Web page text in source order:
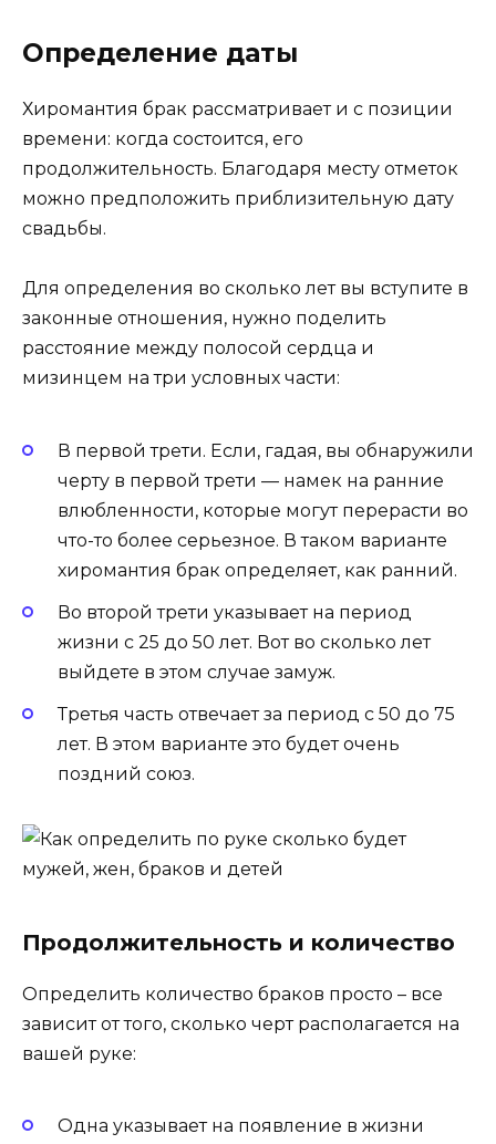
Определение даты
Хиромантия брак рассматривает и с позиции
времени: когда состоится, его
продолжительность. Благодаря месту отметок
можно предположить приблизительную дату
свадьбы.
Для определения во сколько лет вы вступите в
законные отношения, нужно поделить
расстояние между полосой сердца и
мизинцем на три условных части:
В первой трети. Если, гадая, вы обнаружили
черту в первой трети — намек на ранние
влюбленности, которые могут перерасти во
что-то более серьезное. В таком варианте
хиромантия брак определяет, как ранний.
Во второй трети указывает на период
жизни с 25 до 50 лет. Вот во сколько лет
выйдете в этом случае замуж.
Третья часть отвечает за период с 50 до 75
лет. В этом варианте это будет очень
поздний союз.
Продолжительность и количество
Определить количество браков просто – все
зависит от того, сколько черт располагается на
вашей руке:
Одна указывает на появление в жизни